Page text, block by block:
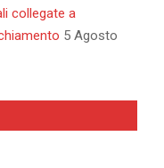
collegate a
5 Agosto